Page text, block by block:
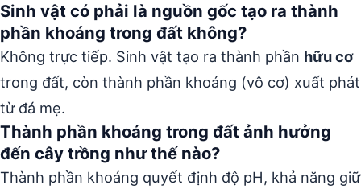
Sinh vật có phải là nguồn gốc tạo ra thành
phần khoáng trong đất không?
Không trực tiếp. Sinh vật tạo ra thành phần hữu cơ
trong đất, còn thành phần khoáng (vô cơ) xuất phát
từ đá mẹ.
Thành phần khoáng trong đất ảnh hưởng
đến cây trồng như thế nào?
Thành phần khoáng quyết định độ pH, khả năng giữ